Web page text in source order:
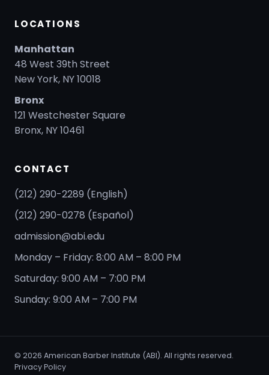
LOCATIONS
Manhattan
48 West 39th Street
New York, NY 10018
Bronx
121 Westchester Square
Bronx, NY 10461
CONTACT
(212) 290-2289 (English)
(212) 290-0278 (Español)
admission@abi.edu
Monday – Friday: 8:00 AM – 8:00 PM
Saturday: 9:00 AM – 7:00 PM
Sunday: 9:00 AM – 7:00 PM
© 2026 American Barber Institute (ABI). All rights reserved.
Privacy Policy